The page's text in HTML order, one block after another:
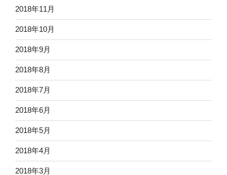
2018年11月
2018年10月
2018年9月
2018年8月
2018年7月
2018年6月
2018年5月
2018年4月
2018年3月